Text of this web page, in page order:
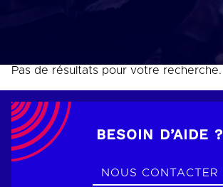
Pas de résultats pour votre recherche.
BESOIN D’AIDE ?
NOUS CONTACTER